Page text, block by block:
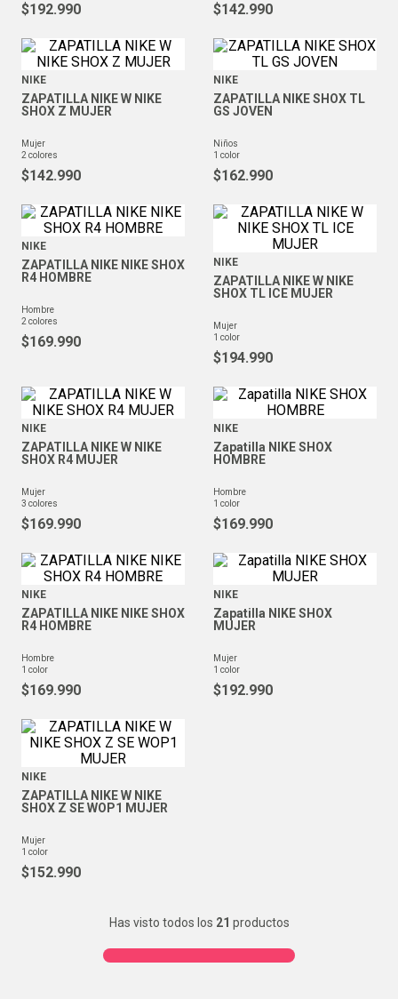
$192.990 $142.990
NIKE
ZAPATILLA NIKE W NIKE
SHOX Z MUJER
mujer
2 colores
$142.990
NIKE
ZAPATILLA NIKE SHOX TL
GS JOVEN
niños
1 color
$162.990
NIKE
ZAPATILLA NIKE NIKE SHOX
R4 HOMBRE
hombre
2 colores
$169.990
NIKE
ZAPATILLA NIKE W NIKE
SHOX TL ICE MUJER
mujer
1 color
$194.990
NIKE
ZAPATILLA NIKE W NIKE
SHOX R4 MUJER
mujer
3 colores
$169.990
NIKE
Zapatilla NIKE SHOX
HOMBRE
hombre
1 color
$169.990
NIKE
ZAPATILLA NIKE NIKE SHOX
R4 HOMBRE
hombre
1 color
$169.990
NIKE
Zapatilla NIKE SHOX
MUJER
mujer
1 color
$192.990
NIKE
ZAPATILLA NIKE W NIKE
SHOX Z SE WOP1 MUJER
mujer
1 color
$152.990
Has visto todos los 21 productos